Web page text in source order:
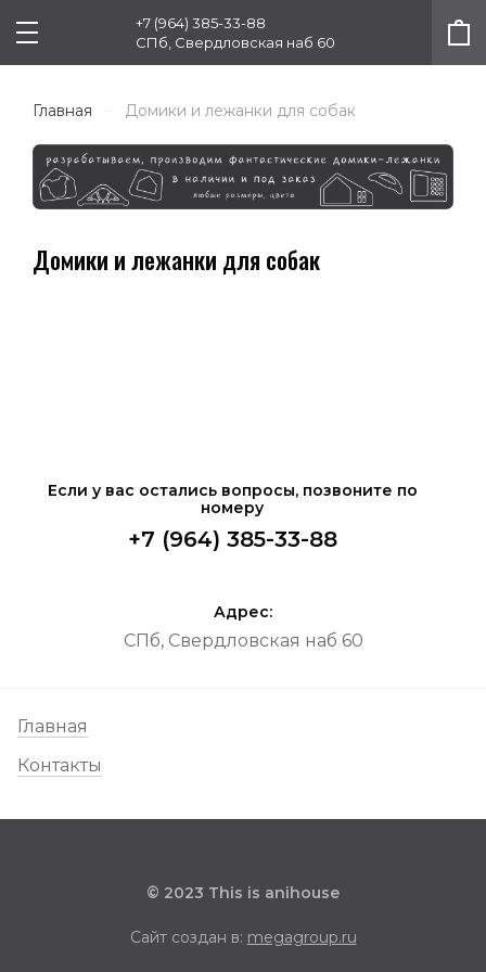
+7 (964) 385-33-88
СПб, Свердловская наб 60
Главная Домики и лежанки для собак
Домики и лежанки для собак
Главная
Контакты
Если у вас остались вопросы, позвоните по
номеру
+7 (964) 385-33-88
Адрес:
СПб, Свердловская наб 60
© 2023 This is anihouse
Сайт создан в: megagroup.ru